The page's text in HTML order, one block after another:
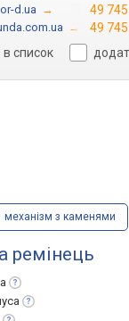
d.ua → 49 745
→
49 745
в список
механізм з каменями
ремінець